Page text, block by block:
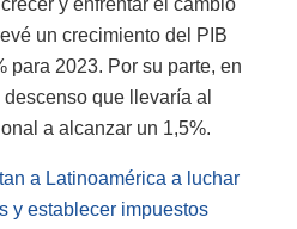
y enfrentar el cambio
un crecimiento del PIB
para 2023. Por su parte, en
que llevaría al
a alcanzar un 1,5%.
a Latinoamérica a luchar
y establecer impuestos